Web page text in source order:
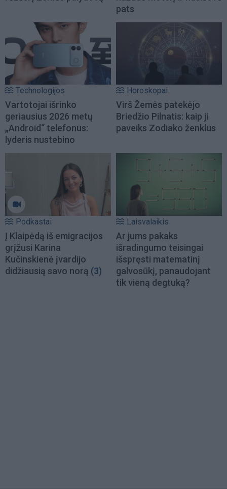
pats
Technologijos
Vartotojai išrinko
geriausius 2026 metų
„Android“ telefonus:
lyderis nustebino
Horoskopai
Virš Žemės patekėjo
Briedžio Pilnatis: kaip ji
paveiks Zodiako ženklus
Podkastai
Į Klaipėdą iš emigracijos
grįžusi Karina
Kučinskienė įvardijo
didžiausią savo norą (3)
Laisvalaikis
Ar jums pakaks
išradingumo teisingai
išspręsti matematinį
galvosūkį, panaudojant
tik vieną degtuką?